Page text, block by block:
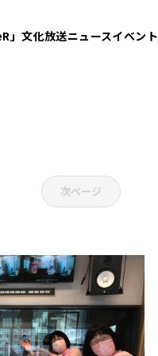
」文化放送ニュースイベント
次ページ